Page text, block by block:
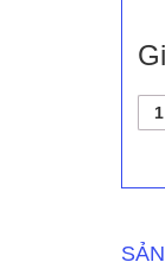
cao
số